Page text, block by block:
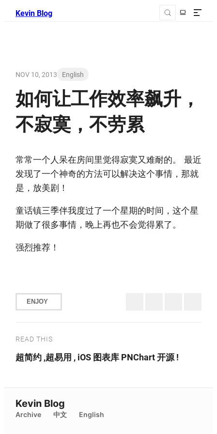
Kevin Blog
NOV 10, 2013 English
如何让工作效率飙升，
不寂寞，不劳累
常常一个人呆在房间里觉得寂寞又难耐的。 最近
发现了一个神奇的方法可以解决这个事情，那就
是，放美剧！
童话镇三季伴我度过了一个星期的时间，这个星
期做了很多事情，晚上再也不会觉得累了。
强烈推荐！
ENJOY
READ THIS
超简约 ,超易用 , iOS 图表库 PNChart 开源 !
Kevin Blog
Archive 中文 English